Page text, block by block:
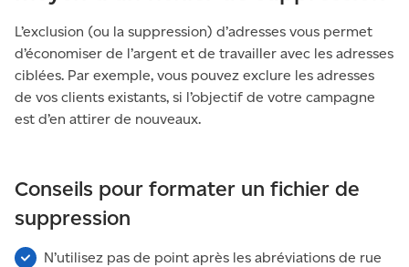
L’exclusion (ou la suppression) d’adresses vous permet
d’économiser de l’argent et de travailler avec les adresses
ciblées. Par exemple, vous pouvez exclure les adresses
de vos clients existants, si l’objectif de votre campagne
est d’en attirer de nouveaux.
Conseils pour formater un fichier de
suppression
N’utilisez pas de point après les abréviations de rue